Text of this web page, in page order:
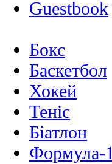
Guestbook
Бокс
Баскетбол
Хокей
Теніс
Біатлон
Формула-1